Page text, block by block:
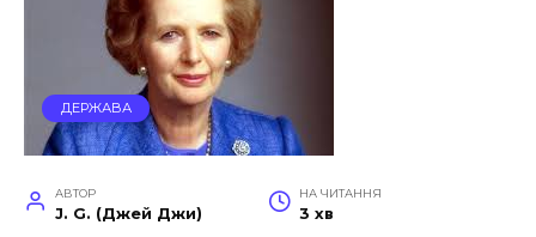
ДЕРЖАВА
АВТОР
J. G. (Джей Джи)
НА ЧИТАННЯ
3 хв